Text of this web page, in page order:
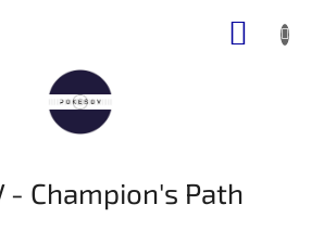
- Champion's Path